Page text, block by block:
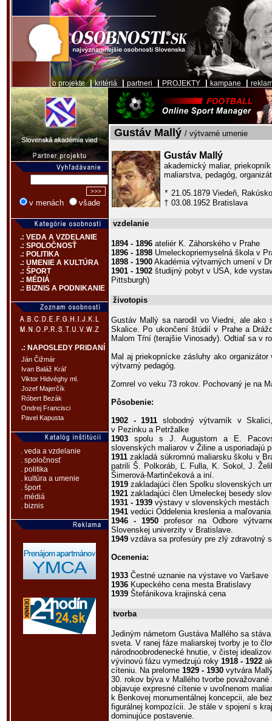
o projekte|kritériá partneri PROJEKTY kampane
v menách všade
.: VEDA A VZDELANIE
.: SPOLOČNOSŤ
.: POLITIKA
.: UMENIE A KULTÚRA
.: ŠPORT
.: MÉDIÁ
.: BIZNIS A PODNIKANIE
.: NAPOSLEDY PRIDANÍ
Ján Čižmár
Ivan Baláž Kráľ
Viktor Hidvéghy ml.
Jozef Majerčík
Róbert Bezák
Ondrej Francisci
Pavel Kapusta
. veda a vzdelanie
. spoločnosť
. politika
. kultúra a umenie
. šport
. médiá
. biznis
Gustáv Mallý / výtvarné umenie
Gustáv Mallý
akademický maliar,
maliarstva, pedagóg,
* 21.05.1879 Viedeň, Rakúsko
† 03.08.1952 Bratislava
vzdelanie
1894 - 1896 ateliér K. Záhorského v Prahe
1896 - 1898 Umeleckopriemyselná škola v
1898 - 1900 Akadémia výtvarných umení v
1901 - 1902 študijný pobyt v USA, kde
Pittsburgh)
životopis
Gustáv Mallý sa narodil vo Viedni, ale ako
Skalice. Po ukončení štúdií v Prahe a
Malom Tŕní (terajšie Vinosady). Odtiaľ sa v
Mal aj priekopnícke zásluhy ako
výtvarný pedagóg.
Zomrel vo veku 73 rokov. Pochovaný je na
Pôsobenie:
1902 - 1911 slobodný výtvarník v
v Pezinku a Petržalke
1903 spolu s J. Augustom a E.
slovenských maliarov v Žiline a usporiadajú
1911 zakladá súkromnú maliarsku školu v
patrili Š. Polkoráb, Ľ. Fulla, K. Sokol, J.
Šimerová-Martinčeková a iní.
1919 zakladajúci člen Spolku slovenských
1921 zakladajúci člen Umeleckej besedy
1931 - 1939 výstavy v slovenských mestách
1941 vedúci Oddelenia kreslenia a
1946 - 1950 profesor na Odbore
Slovenskej univerzity v Bratislave.
1949 vzdáva sa profesúry pre zlý zdravotný
Ocenenia:
1933 Čestné uznanie na výstave vo Varšave
1936 Kupeckého cena mesta Bratislavy
1939 Štefánikova krajinská cena
tvorba
Jediným námetom Gustáva Mallého sa
sveta. V ranej fáze maliarskej tvorby je to
národnoobrodenecké hnutie, v čistej
vývinovú fázu vymedzujú roky 1918 - 1922
cíteniu. Na prelome 1929 - 1930 vytvára
30. rokov býva v Mallého tvorbe
objavuje expresné cítenie v uvoľnenom
k Benkovej monumentálnej koncepcii, ale
figurálnej kompozícii. Je stále v spojení s
dominujúce postavenie.